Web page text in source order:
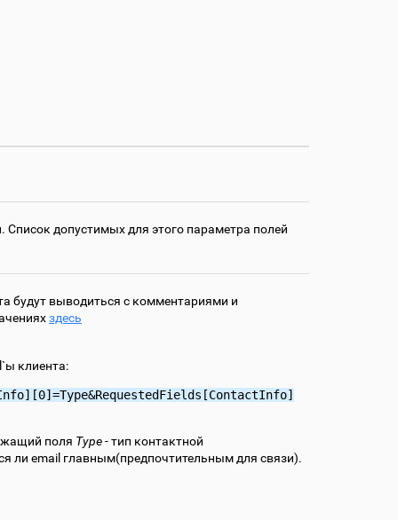
допустимых для этого параметра полей
будут выводиться с комментариями и
здесь
клиента:
поля Type- тип контактной
ли email главным(предпочтительным для связи).